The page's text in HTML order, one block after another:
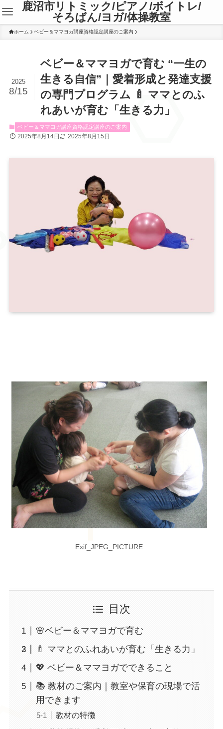
鹿沼市リトミック/ピアノ/ボイトレ/
そろばん/ヨガ/体操教室
ホーム ベビー＆ママヨガ講座資格認定講座のご案内
ベビー＆ママヨガで育む “一生の
生きる自信”｜愛着形成と発達支援
の専門プログラム 🍼 ママとのふ
れあいが育む「生きる力」
2025
8/15
ベビー＆ママヨガ講座資格認定講座のご案内
2025年8月14日 2025年8月15日
Exif_JPEG_PICTURE
目次
🌸ベビー＆ママヨガで育む
🍼 ママとのふれあいが育む「生きる力」
💖 ベビー＆ママヨガでできること
📚 教材のご案内｜教室や保育の現場で活
用できます
教材の特徴